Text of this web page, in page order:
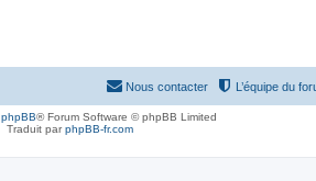
L’équipe du
Nous contacter
phpBB® Forum Software © phpBB Limited
Traduit parphpBB-fr.com